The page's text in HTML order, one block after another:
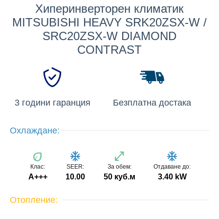
Хиперинверторен климатик
MITSUBISHI HEAVY SRK20ZSX-W /
SRC20ZSX-W DIAMOND
CONTRAST
3 години гаранция Безплатна достака
Охлаждане:
eco
Клас:
A+++
ac_unit
SEER:
10.00
open_in_full
За обем:
50 куб.м
ac_unit
Отдаване до:
3.40 kW
Отопление: